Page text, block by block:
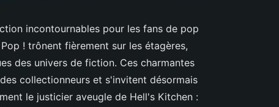
incontournables pour les fans de pop
! trônent fièrement sur les étagères,
des univers de fiction. Ces charmantes
collectionneurs et s'invitent désormais
le justicier aveugle de Hell's Kitchen :